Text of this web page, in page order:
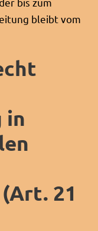
bleibt vom
in
21